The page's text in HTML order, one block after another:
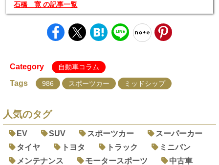
石橋 寛 の記事一覧
Category 自動車コラム
Tags 986 スポーツカー ミッドシップ
人気のタグ
EV SUV スポーツカー
スーパーカー
タイヤ
トヨタ トラック
ミニバン
メンテナンス
モータースポーツ
中古車